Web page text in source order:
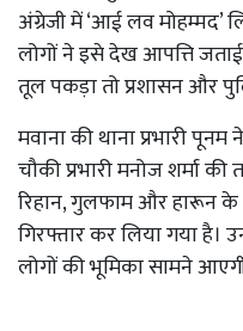
अंग्रेजी में ‘आई लव मोहम्मद’
लोगों ने इसे देख आपत्ति
तूल पकड़ा तो प्रशासन और
मवाना की थाना प्रभारी
चौकी प्रभारी मनोज शर्मा
रिहान, गुलफाम और हारून के
गिरफ्तार कर लिया गया है।
लोगों की भूमिका सामने